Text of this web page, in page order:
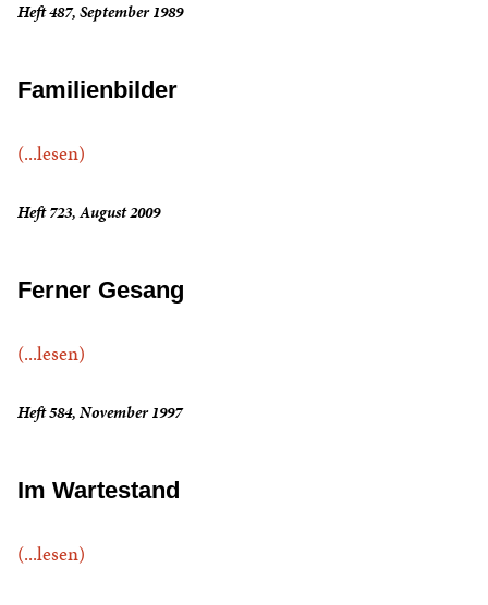
Heft 487, September 1989
Familienbilder
(...lesen)
Heft 723, August 2009
Ferner Gesang
(...lesen)
Heft 584, November 1997
Im Wartestand
(...lesen)